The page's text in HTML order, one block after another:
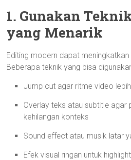
1. Gunakan
yang Menarik
Editing modern dapat
Beberapa teknik yang bisa
Jump cut agar ritme video
Overlay teks atau subtitle agar
kehilangan konteks
Sound effect atau musik latar
Efek visual ringan untuk